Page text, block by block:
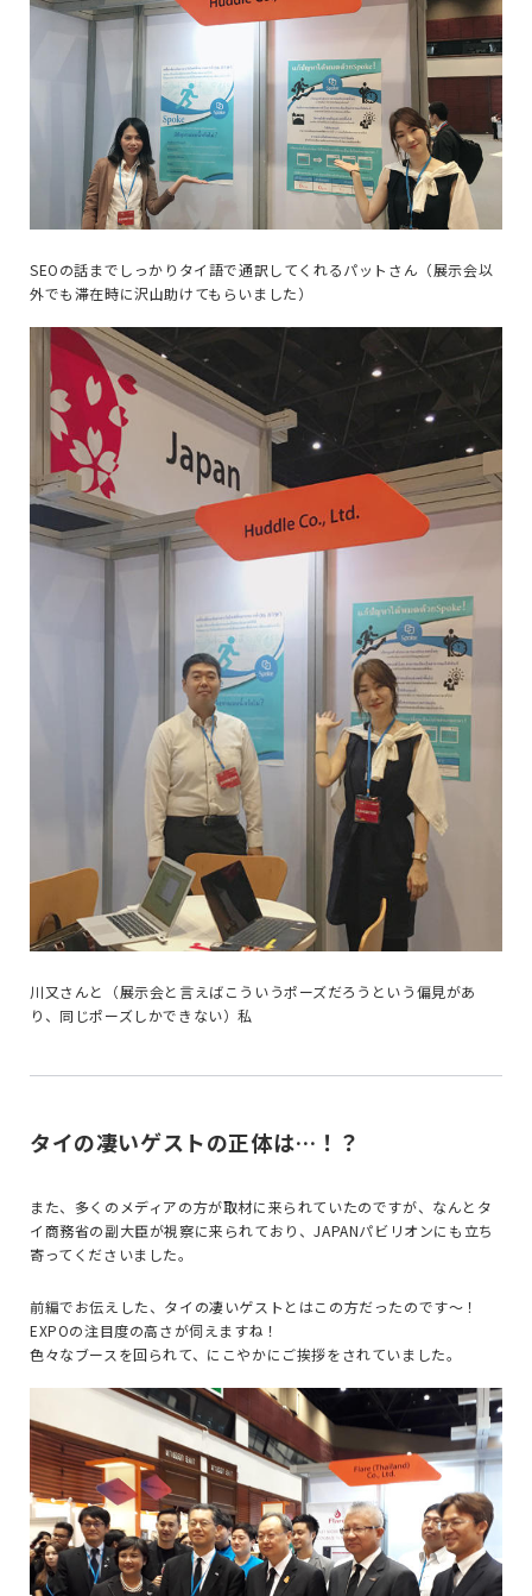
SEOの話までしっかりタイ語で通訳してくれるパットさん（展示会以
外でも滞在時に沢山助けてもらいました）
川又さんと（展示会と言えばこういうポーズだろうという偏見があ
り、同じポーズしかできない）私
タイの凄いゲストの正体は…！？
また、多くのメディアの方が取材に来られていたのですが、なんとタ
イ商務省の副大臣が視察に来られており、JAPANパビリオンにも立ち
寄ってくださいました。
前編でお伝えした、タイの凄いゲストとはこの方だったのです〜！
EXPOの注目度の高さが伺えますね！
色々なブースを回られて、にこやかにご挨拶をされていました。